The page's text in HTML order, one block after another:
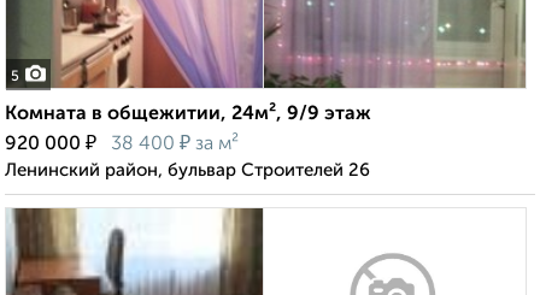
5
Комната в общежитии, 24м², 9/9 этаж
920 000 ₽ 38 400 ₽ за м²
Ленинский район, бульвар Строителей 26